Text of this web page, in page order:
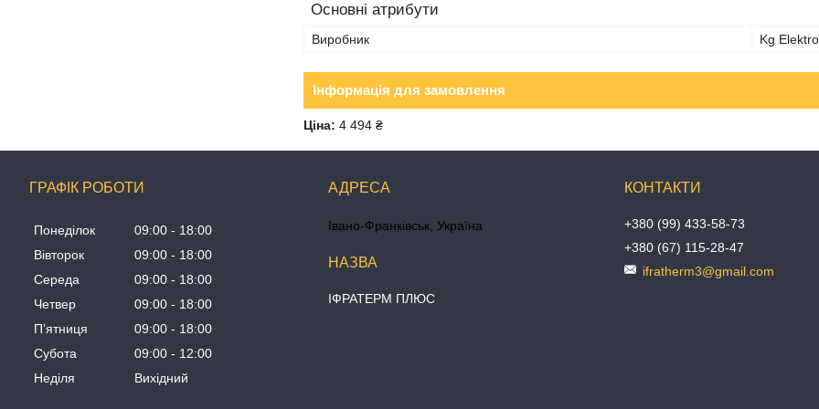
Основні атрибути
Виробник Kg
Інформація для замовлення
Ціна: 4 494 ₴
ГРАФІК РОБОТИ
Понеділок 09:00
18:00
Вівторок
09:00
18:00
Середа
09:00
18:00
Четвер
09:00
18:00
Пʼятниця
09:00
18:00
Субота
09:00
12:00
Неділя
Вихідний
Івано-Франківськ, Україна
ІФРАТЕРМ ПЛЮС
+380 (99) 433-58-73
+380 (67) 115-28-47
ifratherm3@gmail.com